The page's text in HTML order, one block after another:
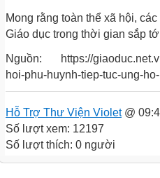
Mong rằng toàn thể xã hội,
Giáo dục trong thời gian sắp
Nguồn: https://
hoi-phu-huynh-tiep-tuc-ung-
Hỗ Trợ Thư Viện Violet@
Số lượt xem: 12197
Số lượt thích: 0 người